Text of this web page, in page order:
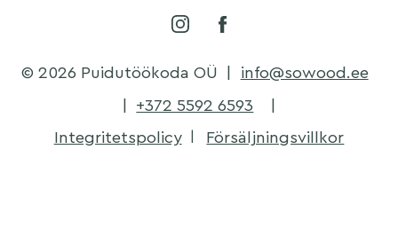
© 2026 Puidutöökoda OÜ
info@sowood.ee
+372 5592 6593
Integritetspolicy
Försäljningsvillkor